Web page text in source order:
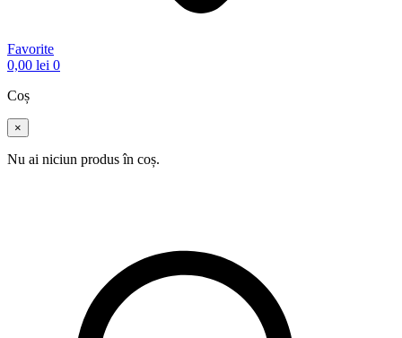
Favorite
0,00 lei 0
Coș
×
Nu ai niciun produs în coș.